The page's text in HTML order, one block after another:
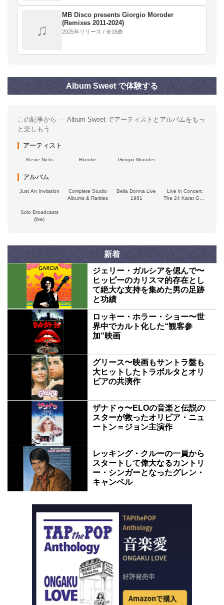
♫
MB Disco presents Giorgio Moroder
(Remixes 2011-2024)
2025年リリース / 全16曲
Album Sweet で体験する
この記事から — Album Sweet でアーティストとアルバムをもっ
と楽しもう
アーティスト
Stevie Nicks Blondie Giorgio Moroder
アルバム
Just An Invitation
Complete Studio
Albums & Rarities
Bella Donna Live
1981
Live in Concert:
The 24 Karat Gold
Solo Broadcasts
(live)
新着
ジェリー・ガルシアを偲んで〜
ヒッピーのカリスマ的存在とし
て絶大な支持を集めた男の足跡
と功績
ロッキー・ホラー・ショー〜世
界中でカルト化した“観客参
加”映画
グリース〜映画もサントラ盤も
大ヒットしたトラボルタとオリ
ビアの共演作
ザナドゥ〜ELOの音楽と伝説の
スターが救ったオリビア・ニュ
ートン＝ジョン主演作
レッキング・クルーの一員から
スタートして偉大なるカントリ
ー・シンガーとなったグレン・
キャンベル